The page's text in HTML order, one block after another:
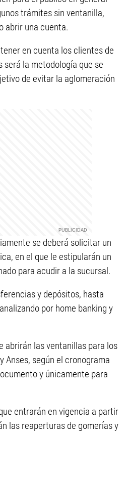
trámites sin ventanilla,
abrir una cuenta.
en cuenta los clientes de
la metodología que se
de evitar la aglomeración
se deberá solicitar un
en el que le estipularán un
para acudir a la sucursal.
y depósitos, hasta
por home banking y
abrirán las ventanillas para los
Anses, según el cronograma
y únicamente para
entrarán en vigencia a partir
las reaperturas de gomerías y